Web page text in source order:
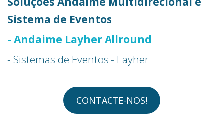
Sistema de Eventos
- Andaime Layher Allround
- Sistemas de Eventos - Layher
CONTACTE-NOS!